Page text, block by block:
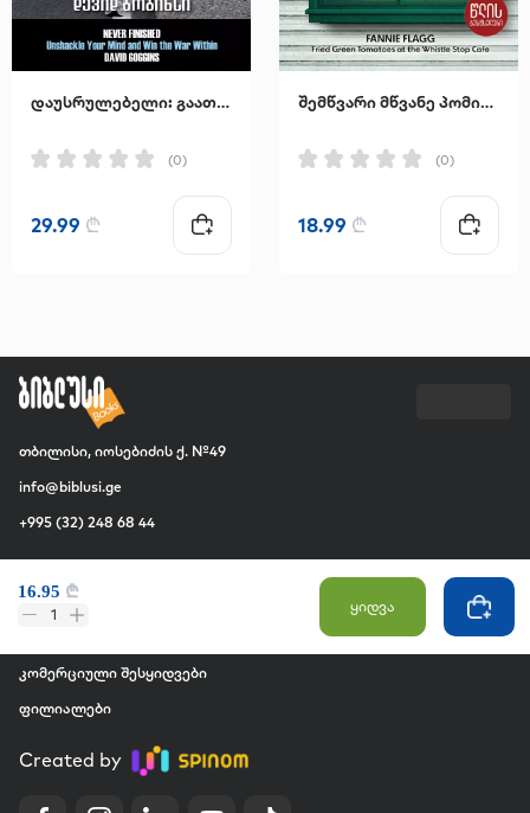
16.95 ₾
1 ყიდვა
დაუსრულებელი: გაათავისუფლეთ გონება და მოიგეთ შინაგანი ომი
(0)
29.99 ₾
შემწვარი მწვანე პომიდვრები კაფე "უისელ სტოპში"
(0)
18.99 ₾
თბილისი, იოსებიძის ქ. №49
info@biblusi.ge
+995 (32) 248 68 44
ჩვენ შესახებ
კომერციული შესყიდვები
ფილიალები
Created by